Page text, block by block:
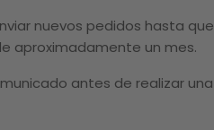
nuevos pedidos hasta que
aproximadamente un mes.
antes de realizar una